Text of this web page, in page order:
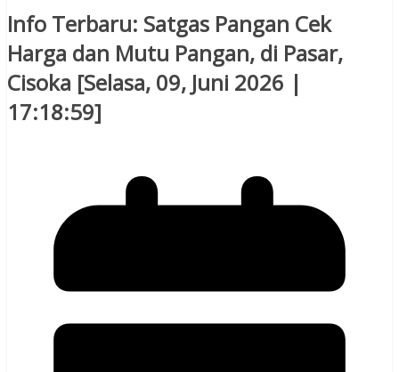
Info Terbaru: Satgas Pangan Cek
Harga dan Mutu Pangan, di Pasar,
Cisoka [Selasa, 09, Juni 2026 |
17:18:59]